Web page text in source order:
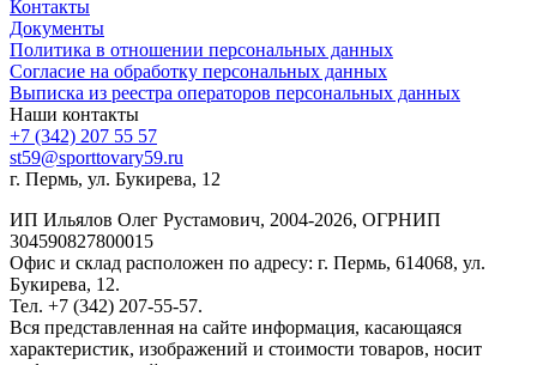
Контакты
Документы
Политика в отношении персональных данных
Согласие на обработку персональных данных
Выписка из реестра операторов персональных данных
Наши контакты
+7 (342) 207 55 57
st59@sporttovary59.ru
г. Пермь, ул. Букирева, 12
ИП Ильялов Олег Рустамович, 2004-2026, ОГРНИП
304590827800015
Офис и склад расположен по адресу: г. Пермь, 614068, ул.
Букирева, 12.
Тел. +7 (342) 207-55-57.
Вся представленная на сайте информация, касающаяся
характеристик, изображений и стоимости товаров, носит